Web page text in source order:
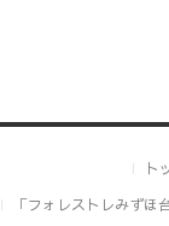
ト
「フォレストレみずほ